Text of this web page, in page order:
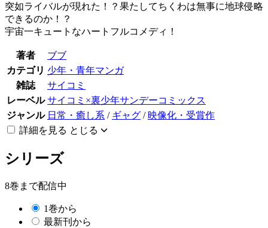
突如ライバルが現れた！？果たしてちくわは無事に地球侵略
できるのか！？
宇宙一キュートなハートフルコメディ！
著者
ブブ
カテゴリ 少年・青年マンガ
雑誌
サイコミ
レーベル サイコミ×裏少年サンデーコミックス
ジャンル 日常・癒し系 / ギャグ / 映像化・受賞作
詳細を見る とじる
シリーズ
8巻まで配信中
1巻から
最新刊から